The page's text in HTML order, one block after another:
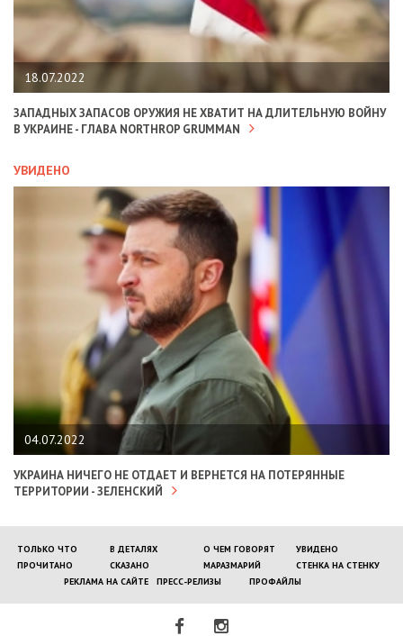
18.07.2022
ЗАПАДНЫХ ЗАПАСОВ ОРУЖИЯ НЕ ХВАТИТ НА ДЛИТЕЛЬНУЮ ВОЙНУ
В УКРАИНЕ - ГЛАВА NORTHROP GRUMMAN
УВИДЕНО
04.07.2022
УКРАИНА НИЧЕГО НЕ ОТДАЕТ И ВЕРНЕТСЯ НА ПОТЕРЯННЫЕ
ТЕРРИТОРИИ - ЗЕЛЕНСКИЙ
ТОЛЬКО ЧТО В ДЕТАЛЯХ О ЧЕМ ГОВОРЯТ
УВИДЕНО
ПРОЧИТАНО
СКАЗАНО МАРАЗМАРИЙ
СТЕНКА НА СТЕНКУ
РЕКЛАМА НА САЙТЕ
ПРЕСС-РЕЛИЗЫ ПРОФАЙЛЫ